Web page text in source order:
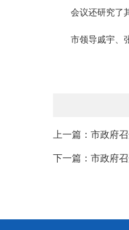
会议还研究了
市领导戚宇、
上一篇：市政府
下一篇：市政府